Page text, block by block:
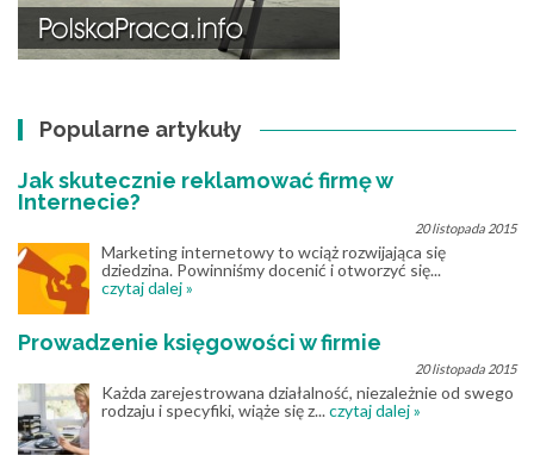
Popularne artykuły
Jak skutecznie reklamować firmę w
Internecie?
20 listopada 2015
Marketing internetowy to wciąż rozwijająca się
dziedzina. Powinniśmy docenić i otworzyć się...
czytaj dalej »
Prowadzenie księgowości w firmie
20 listopada 2015
Każda zarejestrowana działalność, niezależnie od swego
rodzaju i specyfiki, wiąże się z...czytaj dalej »